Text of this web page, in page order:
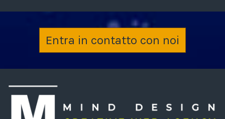
Entra in contatto con noi